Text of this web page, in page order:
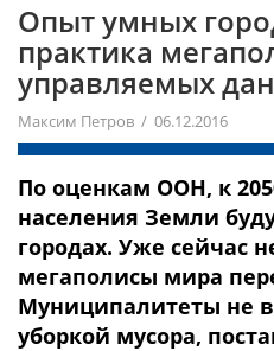
Опыт умных
практика
управляемых
Максим Петров / 06.12.2016
По оценкам ООН, к
населения Земли
городах. Уже сейчас
мегаполисы мира
Муниципалитеты не
уборкой мусора,